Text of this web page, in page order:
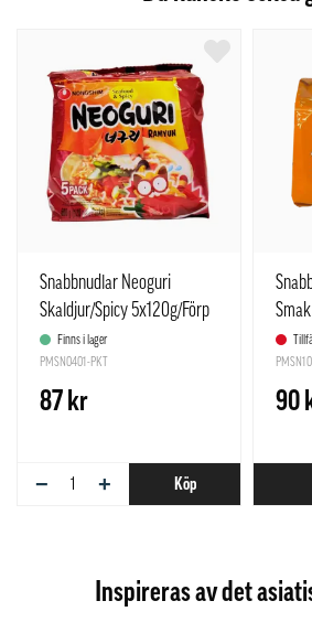
Snabbnudlar Neoguri
Skaldjur/Spicy 5x120g/Förp
Nongshim Korea
Finns i lager
PMSN0401-PKT
87 kr
− + Köp
Da
90
Inspireras av det